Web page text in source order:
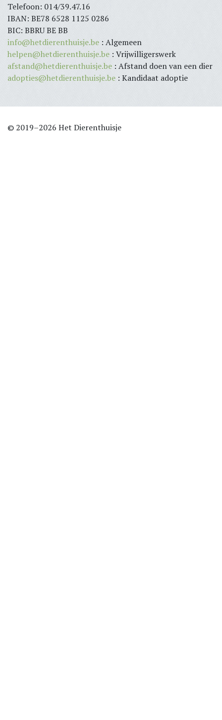
Telefoon: 014/39.47.16
IBAN: BE78 6528 1125 0286
BIC: BBRU BE BB
info@hetdierenthuisje.be : Algemeen
helpen@hetdierenthuisje.be : Vrijwilligerswerk
afstand@hetdierenthuisje.be : Afstand doen van een dier
adopties@hetdierenthuisje.be : Kandidaat adoptie
© 2019–2026 Het Dierenthuisje